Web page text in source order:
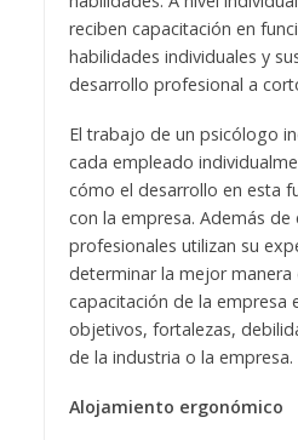
reciben capacitación en
habilidades individuales y
desarrollo profesional a
El trabajo de un psicólogo
cada empleado
cómo el desarrollo en esta
con la empresa. Además de
profesionales utilizan su
determinar la mejor manera
capacitación de la empresa
objetivos, fortalezas,
de la industria o la empresa.
Alojamiento ergonómico